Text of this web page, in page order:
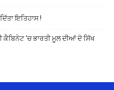
ਇਤਿਹਾਸ !
‘ਚ ਭਾਰਤੀ ਮੂਲ ਦੀਆਂ ਦੋ ਸਿੱਖ